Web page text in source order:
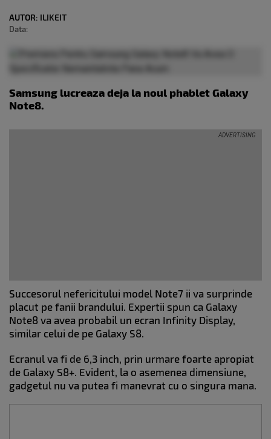
AUTOR: ILIKEIT
Data:
Samsung lucreaza deja la noul phablet Galaxy
Note8.
Succesorul nefericitului model Note7 ii va surprinde
placut pe fanii brandului. Expertii spun ca Galaxy
Note8 va avea probabil un ecran Infinity Display,
similar celui de pe Galaxy S8.
Ecranul va fi de 6,3 inch, prin urmare foarte apropiat
de Galaxy S8+. Evident, la o asemenea dimensiune,
gadgetul nu va putea fi manevrat cu o singura mana.